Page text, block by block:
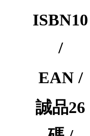
ISBN10
/
EAN /
誠品26